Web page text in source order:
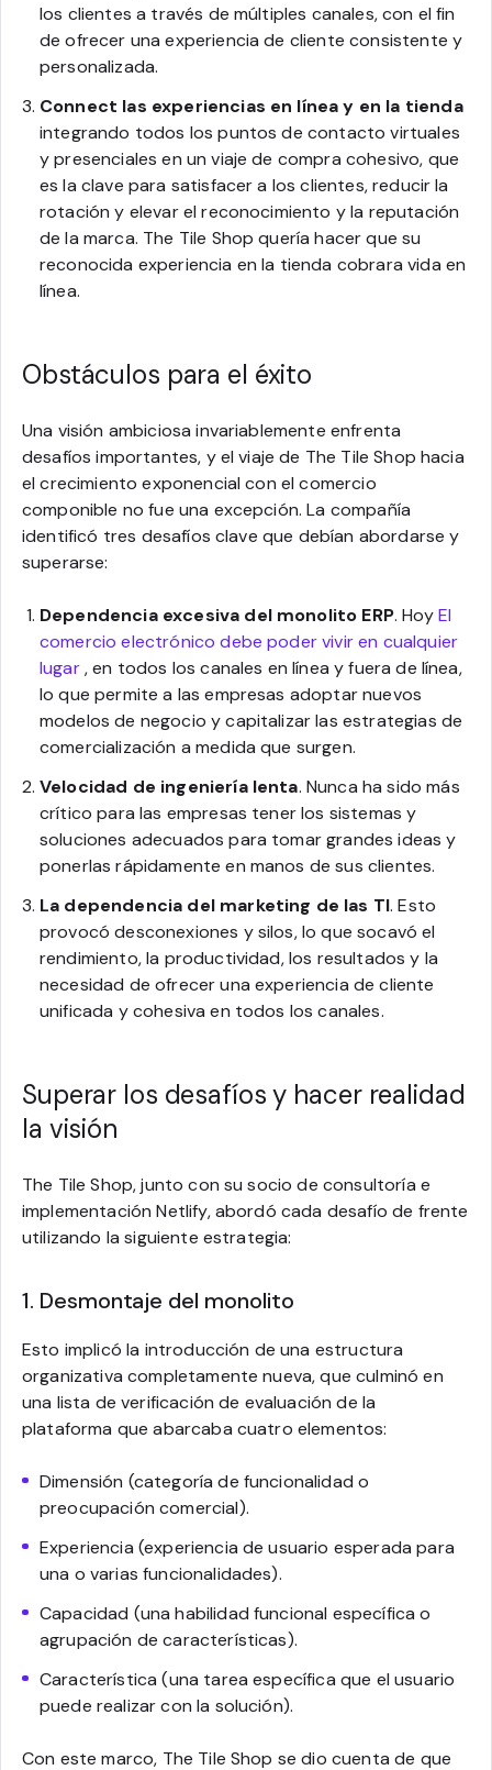
los clientes a través de múltiples canales, con el fin
de ofrecer una experiencia de cliente consistente y
personalizada.
Connect las experiencias en línea y en la tienda
integrando todos los puntos de contacto virtuales
y presenciales en un viaje de compra cohesivo, que
es la clave para satisfacer a los clientes, reducir la
rotación y elevar el reconocimiento y la reputación
de la marca. The Tile Shop quería hacer que su
reconocida experiencia en la tienda cobrara vida en
línea.
Obstáculos para el éxito
Una visión ambiciosa invariablemente enfrenta
desafíos importantes, y el viaje de The Tile Shop hacia
el crecimiento exponencial con el comercio
componible no fue una excepción. La compañía
identificó tres desafíos clave que debían abordarse y
superarse:
Dependencia excesiva del monolito ERP. HoyEl
comercio electrónico debe poder vivir en cualquier
lugar, en todos los canales en línea y fuera de línea,
lo que permite a las empresas adoptar nuevos
modelos de negocio y capitalizar las estrategias de
comercialización a medida que surgen.
Velocidad de ingeniería lenta. Nunca ha sido más
crítico para las empresas tener los sistemas y
soluciones adecuados para tomar grandes ideas y
ponerlas rápidamente en manos de sus clientes.
La dependencia del marketing de las TI. Esto
provocó desconexiones y silos, lo que socavó el
rendimiento, la productividad, los resultados y la
necesidad de ofrecer una experiencia de cliente
unificada y cohesiva en todos los canales.
Superar los desafíos y hacer realidad
la visión
The Tile Shop, junto con su socio de consultoría e
implementación Netlify, abordó cada desafío de frente
utilizando la siguiente estrategia:
1. Desmontaje del monolito
Esto implicó la introducción de una estructura
organizativa completamente nueva, que culminó en
una lista de verificación de evaluación de la
plataforma que abarcaba cuatro elementos:
Dimensión (categoría de funcionalidad o
preocupación comercial).
Experiencia (experiencia de usuario esperada para
una o varias funcionalidades).
Capacidad (una habilidad funcional específica o
agrupación de características).
Característica (una tarea específica que el usuario
puede realizar con la solución).
Con este marco, The Tile Shop se dio cuenta de que